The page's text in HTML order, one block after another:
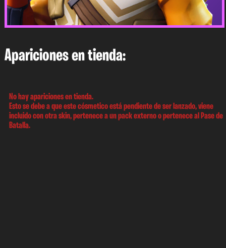
Apariciones en tienda:
No hay apariciones en tienda.
Esto se debe a que este cósmetico está pendiente de ser lanzado, viene
incluido con otra skin, pertenece a un pack externo o pertenece al Pase de
Batalla.